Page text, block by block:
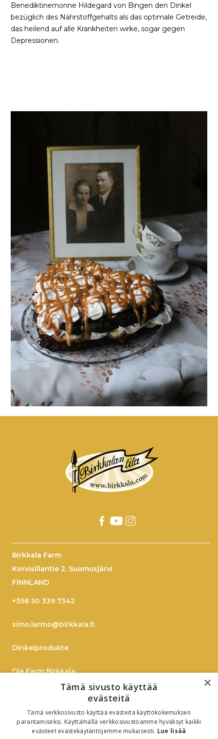
Benediktinernonne Hildegard von Bingen den Dinkel
bezüglich des Nährstoffgehalts als das optimale Getreide,
das heilend auf alle Krankheiten wirke, sogar gegen
Depressionen.
Birkkala Farm
Korvisillantie 2, Suomusjärvi
FINNLAND
+358 50 339 7342
simo.larmo@birkkala.fi
DInkelprodukte
Die Farm Birkkala
On-Line Shopping
×
Tämä sivusto käyttää
evästeitä
Tämä verkkosivusto käyttää evästeitä käyttökokemuksen
parantamiseksi. Käyttämällä verkkosivustoamme hyväksyt kaikki
evästeet evästekäytäntöjemme mukaisesti. Lue lisää